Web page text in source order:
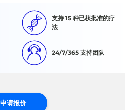
支持 15 种已获批准的疗
法
24/7/365 支持团队
申请报价